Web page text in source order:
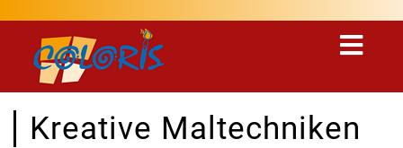
Kreative Maltechniken